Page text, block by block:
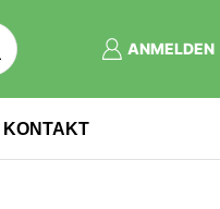
ANMELDEN
KONTAKT